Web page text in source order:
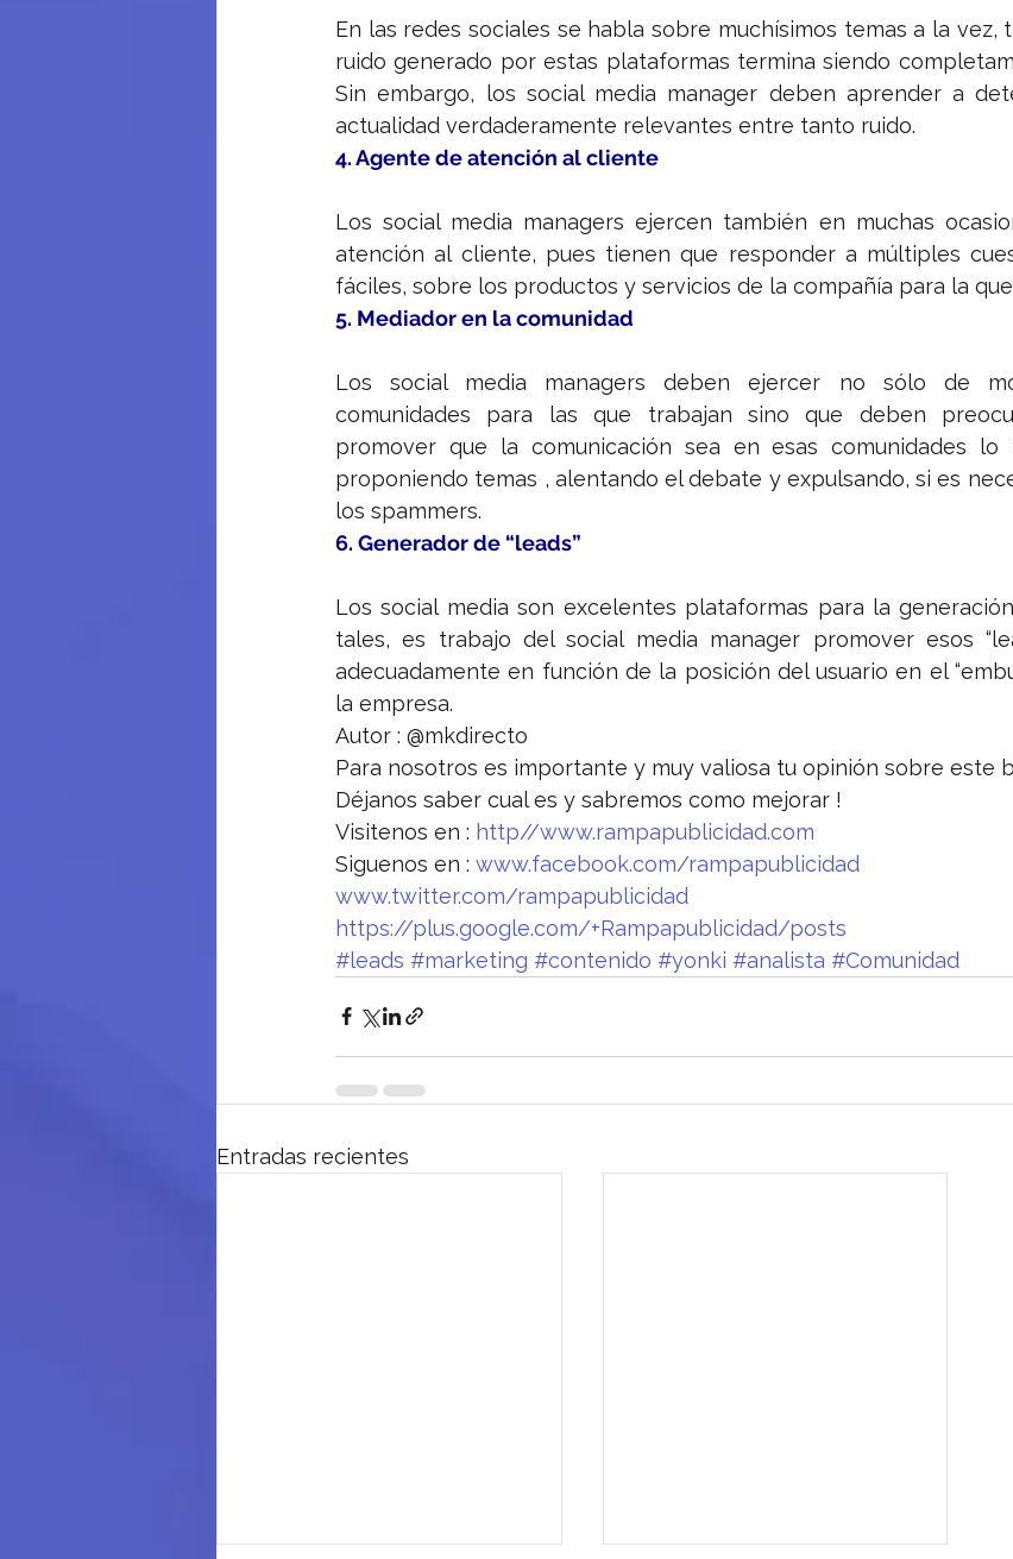
En las redes sociales se habla sobre muchísimos temas a la vez,
ruido generado por estas plataformas termina siendo
Sin embargo, los social media manager deben aprender a
actualidad verdaderamente relevantes entre tanto ruido.
4. Agente de atención al cliente
Los social media managers ejercen también en muchas
atención al cliente, pues tienen que responder a múltiples
fáciles, sobre los productos y servicios de la compañía para la
5. Mediador en la comunidad
Los social media managers deben ejercer no sólo de
comunidades para las que trabajan sino que deben
promover que la comunicación sea en esas comunidades lo
proponiendo temas , alentando el debate y expulsando, si es
los spammers.
6. Generador de “leads”
Los social media son excelentes plataformas para la
tales, es trabajo del social media manager promover esos
adecuadamente en función de la posición del usuario en el
la empresa.
Autor : @mkdirecto
Para nosotros es importante y muy valiosa tu opinión sobre este
Déjanos saber cual es y sabremos como mejorar !
Visitenos en : http//www.rampapublicidad.com
Siguenos en : www.facebook.com/rampapublicidad
www.twitter.com/rampapublicidad
https://plus.google.com/+Rampapublicidad/posts
#leads #marketing #contenido #yonki #analista #Comunidad
Entradas recientes